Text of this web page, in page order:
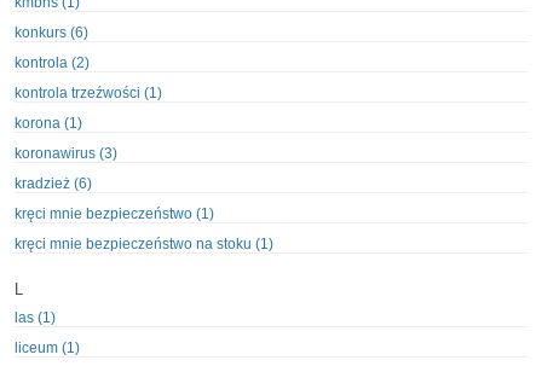
konkurs (6)
kontrola (2)
kontrola trzeźwości (1)
korona (1)
koronawirus (3)
kradzież (6)
kręci mnie bezpieczeństwo (1)
kręci mnie bezpieczeństwo na stoku (1)
L
las (1)
liceum (1)